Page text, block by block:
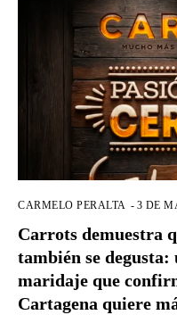
CARMELO PERALTA - 3 DE
Carrots demuestra
también se degusta:
maridaje que
Cartagena quiere